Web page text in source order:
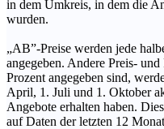
in dem Umkreis, in dem die
wurden.
„AB”-Preise werden jede
angegeben. Andere Preis-
Prozent angegeben sind,
April, 1. Juli und 1. Oktober
Angebote erhalten haben.
auf Daten der letzten 12